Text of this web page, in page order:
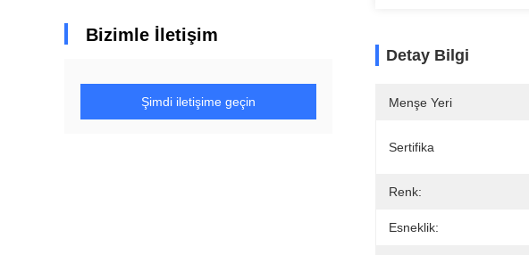
Bizimle İletişim
Şimdi iletişime geçin
Detay Bilgi
Menşe Yeri
Sertifika
Renk:
Esneklik: